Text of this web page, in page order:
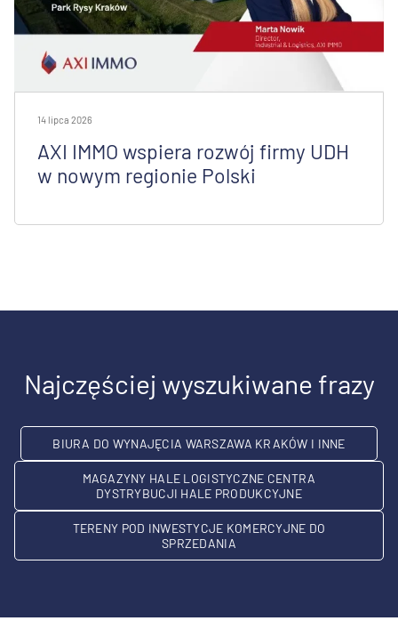
14 lipca 2026
AXI IMMO wspiera rozwój firmy UDH
w nowym regionie Polski
Najczęściej wyszukiwane frazy
BIURA DO WYNAJĘCIA WARSZAWA KRAKÓW I INNE
MAGAZYNY HALE LOGISTYCZNE CENTRA
DYSTRYBUCJI HALE PRODUKCYJNE
TERENY POD INWESTYCJE KOMERCYJNE DO
SPRZEDANIA